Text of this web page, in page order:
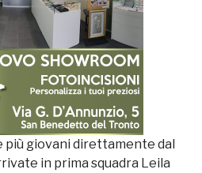
più giovani direttamente dal
in prima squadra Leila